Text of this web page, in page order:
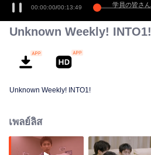
00:00:00/00:13:49 学員の皆さん
Unknown Weekly! INTO1!
Unknown Weekly! INTO1!
เพลย์ลิส